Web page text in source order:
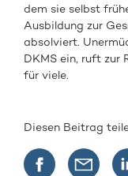
dem sie selbst
Ausbildung zur
absolviert.
DKMS ein, ruft zur
für viele.
Diesen Beitrag